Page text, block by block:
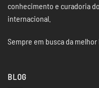
conhecimento e curadoria
internacional.
Sempre em busca da melhor
BLOG